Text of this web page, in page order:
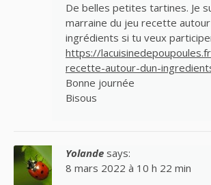
De belles petites tartines. Je
marraine du jeu recette autour
ingrédients si tu veux
https://
recette-autour-dun-
Bonne journée
Bisous
Yolande says:
8 mars 2022 à 10 h 22 min